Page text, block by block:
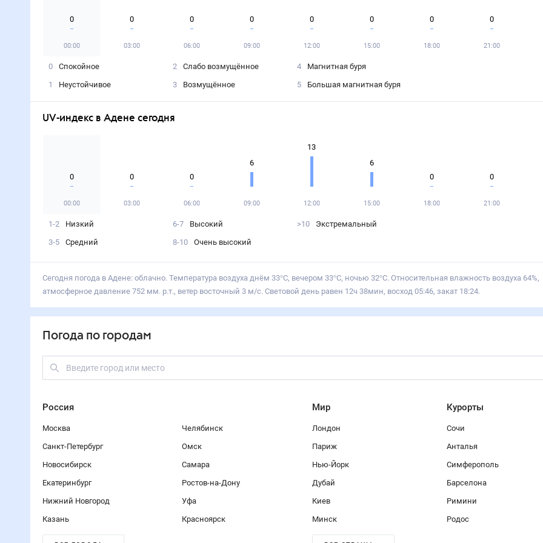
0
00:00
0
03:00
0
06:00
0
09:00
0
12:00
0
15:00
0
18:00
0
21:00
0
Спокойное
1
Неустойчивое
2
Слабо возмущённое
3
Возмущённое
4
Магнитная буря
5
Большая магнитная буря
UV-индекс в Адене сегодня
0
00:00
0
03:00
0
06:00
6
09:00
13
12:00
6
15:00
0
18:00
0
21:00
1-2
Низкий
3-5
Средний
6-7
Высокий
8-10
Очень высокий
>10 Экстремальный
Сегодня погода в Адене: облачно. Температура воздуха днём 33°С, вечером 33°С, ночью 32°С. Относительная влажность воздуха 64%,
атмосферное давление 752 мм. р.т., ветер восточный 3 м/с. Световой день равен 12ч 38мин, восход 05:46, закат 18:24.
Погода по городам
Россия
Москва
Санкт-Петербург
Новосибирск
Екатеринбург
Нижний Новгород
Казань
Челябинск
Омск
Самара
Ростов-на-Дону
Уфа
Красноярск
Мир
Лондон
Париж
Нью-Йорк
Дубай
Киев
Минск
Курорты
Сочи
Анталья
Симферополь
Барселона
Римини
Родос